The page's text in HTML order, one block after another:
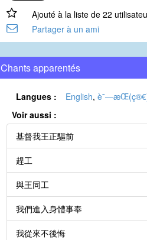
Ajouté à la liste de 22
Partager à un ami
Chants apparentés
Langues : English,
Voir aussi :
基督我王正驅前
趕工
與王同工
我們進入身體事奉
我從來不後悔